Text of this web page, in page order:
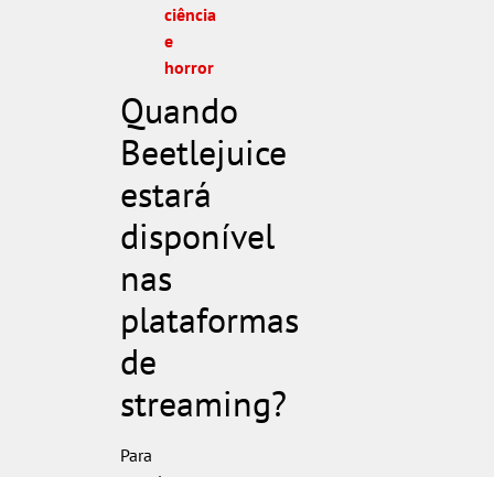
ciência
e
horror
Quando
Beetlejuice
estará
disponível
nas
plataformas
de
streaming?
Para